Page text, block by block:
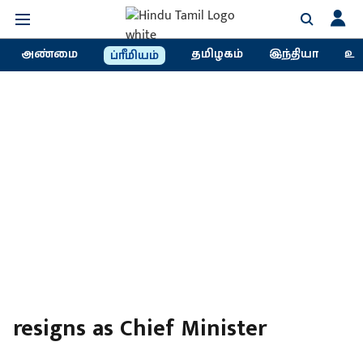
அண்மை ப்ரீமியம் தமிழகம் இந்தியா
resigns as Chief Minister